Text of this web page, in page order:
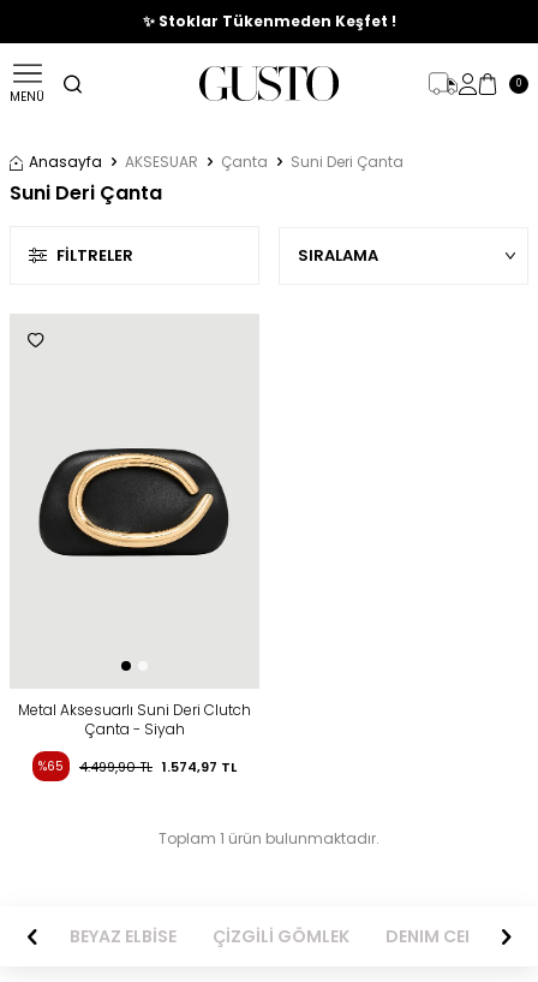
🎉%70'e Varan Büyük Yaz İndirim Başladı !
✨ Stoklar Tükenmeden Keşfet !
MENÜ
0
Anasayfa AKSESUAR Çanta Suni Deri Çanta
Suni Deri Çanta
FILTRELER
Metal Aksesuarlı Suni Deri Clutch
Çanta - Siyah
%65 4.499,90TL 1.574,97 TL
Toplam 1 ürün bulunmaktadır.
BEYAZ ELBİSE ÇİZGİLİ GÖMLEK DENIM CEKET